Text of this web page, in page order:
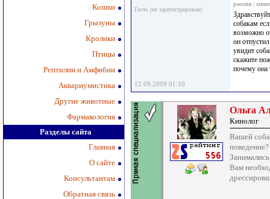
Кошки
Грызуны
Кролики
Птицы
Рептилии и Амфибии
Аквариумистика
Другие животные
Фармакология
Разделы сайта
Главная
О сайте
Консультантам
Обратная связь
Гость (не зарегистрирован)
россия |
собакам
возможно
он
увидит
скажите
почему она
12.09.2009 01:10
Ольга
Кинолог
Вашей
поведение?
Вам